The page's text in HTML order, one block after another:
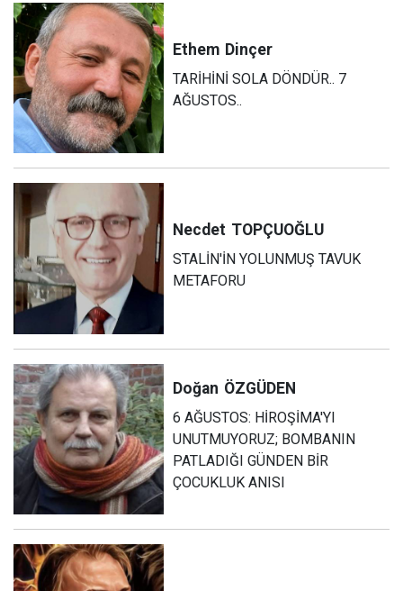
Ethem Dinçer
TARİHİNİ SOLA DÖNDÜR.. 7
AĞUSTOS..
Necdet TOPÇUOĞLU
STALİN'İN YOLUNMUŞ TAVUK
METAFORU
Doğan ÖZGÜDEN
6 AĞUSTOS: HİROŞİMA'YI
UNUTMUYORUZ; BOMBANIN
PATLADIĞI GÜNDEN BİR
ÇOCUKLUK ANISI